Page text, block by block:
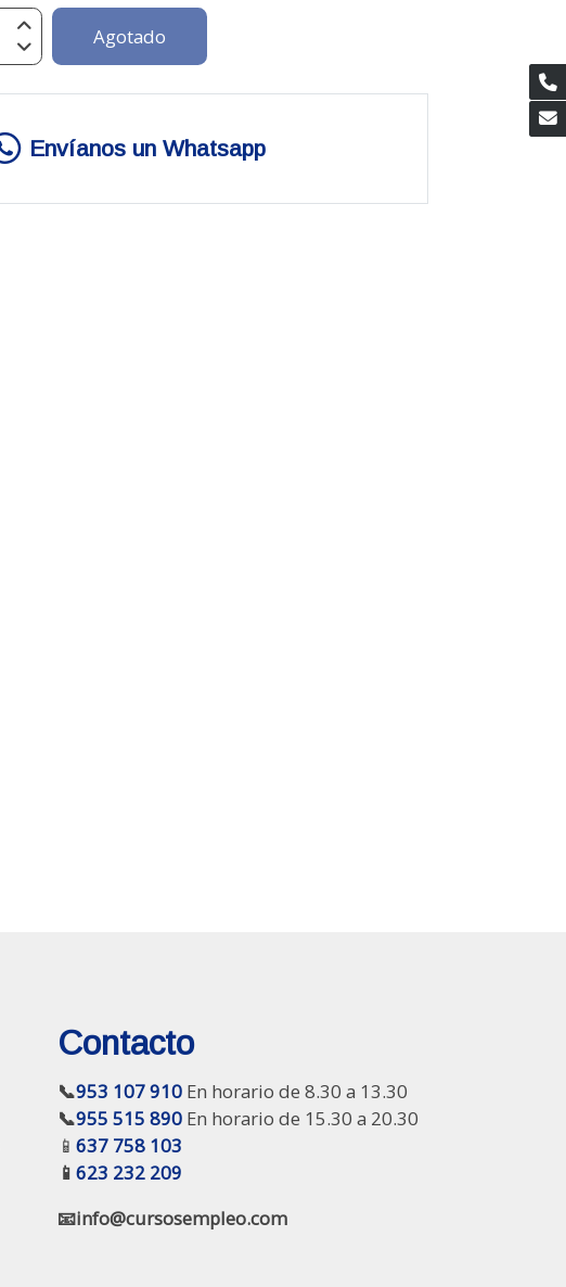
Agotado
Envíanos un Whatsapp
Contacto
📞953 107 910En horario de 8.30 a 13.30
📞955 515 890En horario de 15.30 a 20.30
📱 637 758 103
📱 623 232 209
📧info@cursosempleo.com